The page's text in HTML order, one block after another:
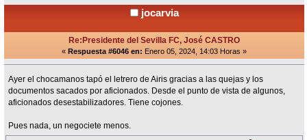
jocarvia
Re:Presidente del Sevilla FC, José CASTRO
« Respuesta #6046 en: Enero 05, 2024, 14:03 Horas »
Ayer el chocamanos tapó el letrero de Airis gracias a las quejas y los
documentos sacados por aficionados. Desde el punto de vista de algunos,
aficionados desestabilizadores. Tiene cojones.
Pues nada, un negociete menos.